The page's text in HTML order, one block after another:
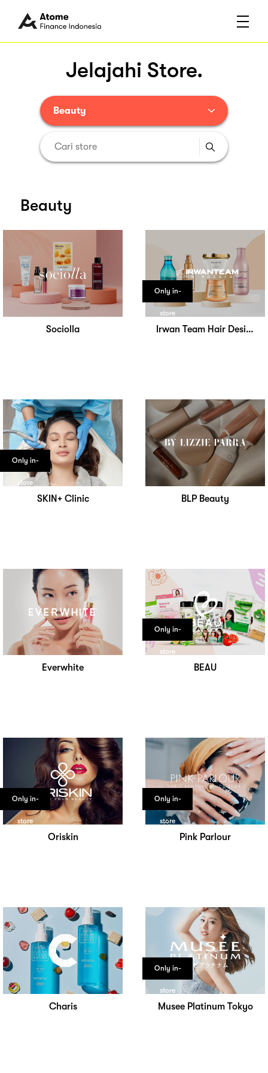
Jelajahi Store.
Beauty
Beauty
Sociolla
Only in-
store
Irwan Team Hair Design
Only in-
store
SKIN+ Clinic BLP Beauty
Everwhite
Only in-
store
BEAU
Only in-
store
Oriskin
Only in-
store
Pink Parlour
Charis
Only in-
store
Musee Platinum Tokyo